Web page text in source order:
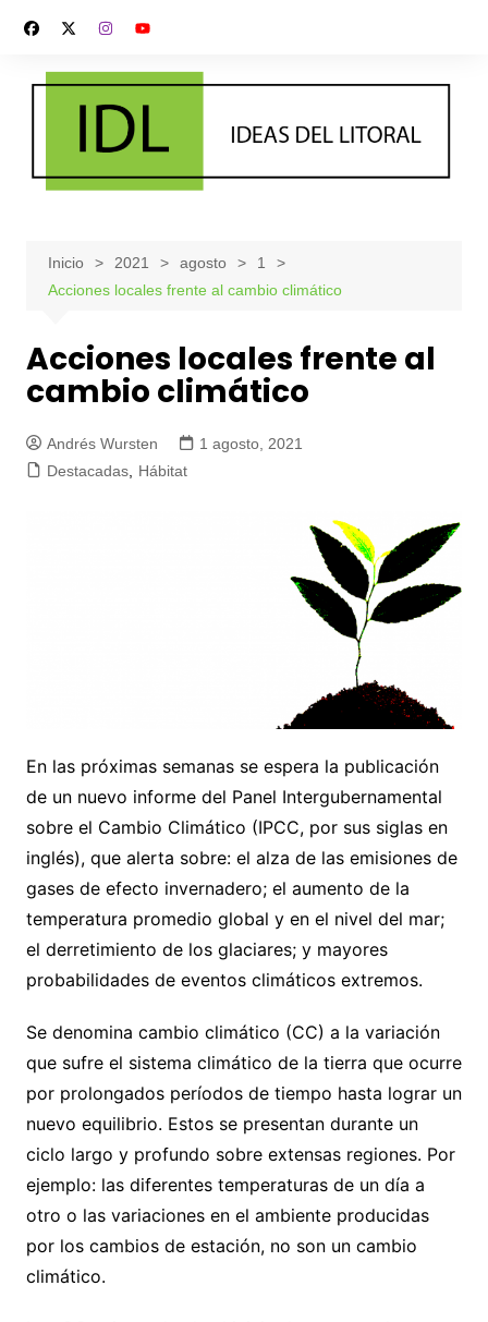
contenido
Inicio 2021 agosto
1
Acciones locales frente al cambio climático
Acciones locales frente al
cambio climático
Andrés Wursten
1 agosto, 2021
Destacadas, Hábitat
En las próximas semanas se espera la publicación
de un nuevo informe del Panel Intergubernamental
sobre el Cambio Climático (IPCC, por sus siglas en
inglés), que alerta sobre: el alza de las emisiones de
gases de efecto invernadero; el aumento de la
temperatura promedio global y en el nivel del mar;
el derretimiento de los glaciares; y mayores
probabilidades de eventos climáticos extremos.
Se denomina cambio climático (CC) a la variación
que sufre el sistema climático de la tierra que ocurre
por prolongados períodos de tiempo hasta lograr un
nuevo equilibrio. Estos se presentan durante un
ciclo largo y profundo sobre extensas regiones. Por
ejemplo: las diferentes temperaturas de un día a
otro o las variaciones en el ambiente producidas
por los cambios de estación, no son un cambio
climático.